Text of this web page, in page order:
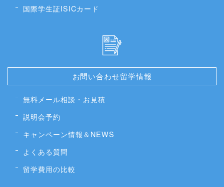
国際学生証ISICカード
お問い合わせ留学情報
無料メール相談・お見積
説明会予約
キャンペーン情報＆NEWS
よくある質問
留学費用の比較